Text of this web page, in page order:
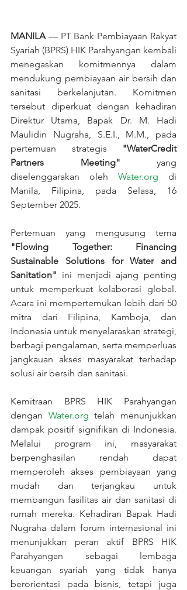
MANILA — PT Bank Pembiayaan Rakyat
Syariah (BPRS) HIK Parahyangan kembali
menegaskan komitmennya dalam
mendukung pembiayaan air bersih dan
sanitasi berkelanjutan. Komitmen
tersebut diperkuat dengan kehadiran
Direktur Utama, Bapak Dr. M. Hadi
Maulidin Nugraha, S.E.I., M.M., pada
pertemuan strategis
"WaterCredit
Partners Meeting" yang
diselenggarakan oleh Water.org di
Manila, Filipina, pada Selasa, 16
September 2025.
"Flowing Together: Financing
Sustainable Solutions for Water and
Sanitation" ini menjadi ajang penting
untuk memperkuat kolaborasi global.
Acara ini mempertemukan lebih dari 50
mitra dari Filipina, Kamboja, dan
Indonesia untuk menyelaraskan strategi,
berbagi pengalaman, serta memperluas
jangkauan akses masyarakat terhadap
solusi air bersih dan sanitasi.
Kemitraan BPRS HIK Parahyangan
dengan Water.org telah menunjukkan
dampak positif signifikan di Indonesia.
Melalui program ini, masyarakat
berpenghasilan rendah dapat
memperoleh akses pembiayaan yang
mudah dan terjangkau untuk
membangun fasilitas air dan sanitasi di
rumah mereka. Kehadiran Bapak Hadi
Nugraha dalam forum internasional ini
menunjukkan peran aktif BPRS HIK
Parahyangan sebagai lembaga
keuangan syariah yang tidak hanya
berorientasi pada bisnis, tetapi juga